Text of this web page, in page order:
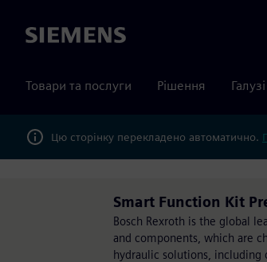
Siemens
Товари та послуги Рішення Галузі
Цю сторінку перекладено автоматично.
Smart Function Kit
Bosch Rexroth is the global
and components, which are
hydraulic solutions, including